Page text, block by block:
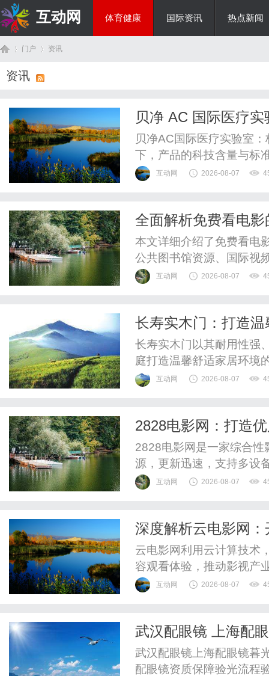
互动网 体育健康 国际资讯 热点新闻
门户 资讯
资讯
贝净 AC 国际医疗
贝净AC国际医疗实验室
下，产品的科技含量与标
海洋生物技术领域的代表
转化应用三个维度，深度
互动网 2026-08-07
全面解析免费看电
本文详细介绍了免费看电
公共图书馆资源、国际视
全畅享影视盛宴。
互动网 2026-08-07
长寿实木门：打造
长寿实木门以其耐用性强
庭打造温馨舒适家居环境
互动网 2026-08-07
2828电影网：打造
2828电影网是一家综合
源，更新迅速，支持多设
验。互动网 2026-08-07
深度解析云电影网
云电影网利用云计算技术
容观看体验，推动影视产
互动网 2026-08-07
武汉配眼镜 上海配
武汉配眼镜上海配眼镜暮
配眼镜资质保障验光流程